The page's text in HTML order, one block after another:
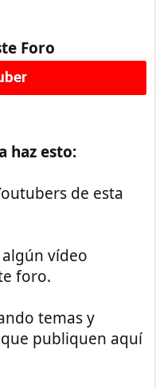
Foro
haz esto:
de esta
vídeo
foro.
temas y
publiquen aquí